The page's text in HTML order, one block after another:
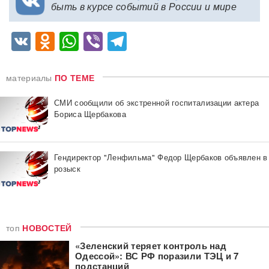
быть в курсе событий в России и мире
VKOdnoklassniki
WhatsApp
Viber
материалы ПО ТЕМЕ
СМИ сообщили об экстренной госпитализации актера
Бориса Щербакова
Гендиректор "Ленфильма" Федор Щербаков объявлен в
розыск
топ НОВОСТЕЙ
«Зеленский теряет контроль над
Одессой»: ВС РФ поразили ТЭЦ и 7
подстанций